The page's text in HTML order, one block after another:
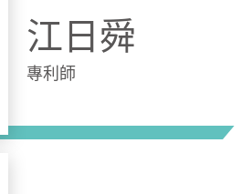
江日舜
專利師